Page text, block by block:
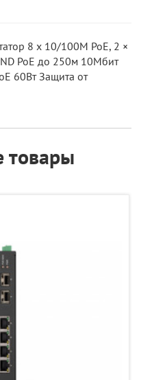
8 x 10/100M PoE, 2 ×
PoE до 250м 10Мбит
60Вт Защита от
товары